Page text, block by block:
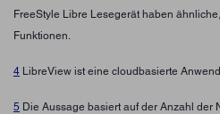
FreeStyle Libre Lesegerät haben
Funktionen.
4 LibreView ist eine cloudbasierte
5 Die Aussage basiert auf der Anzahl der